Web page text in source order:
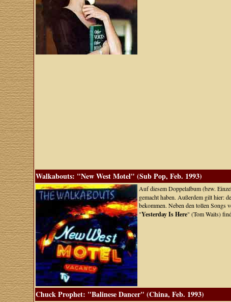
Walkabouts: "New West Motel" (Sub Pop, Feb. 1993)
Auf diesem Doppelalbum (bzw.
gemacht haben. Außerdem gilt hier:
bekommen. Neben den tollen Songs
"Yesterday Is Here" (Tom Waits)
Chuck Prophet: "Balinese Dancer" (China, Feb. 1993)